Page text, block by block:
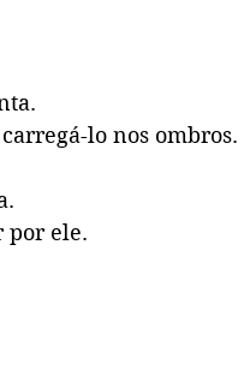
lo nos ombros.
por ele.